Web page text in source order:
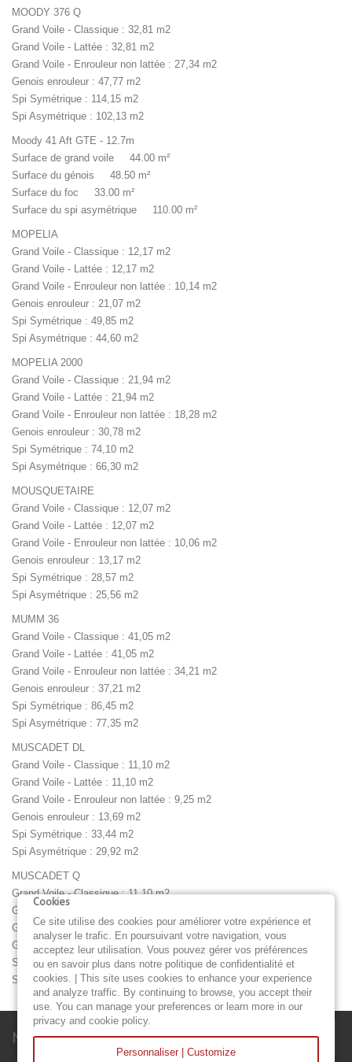
MOODY 376 Q
Grand Voile - Classique : 32,81 m2
Grand Voile - Lattée : 32,81 m2
Grand Voile - Enrouleur non lattée : 27,34 m2
Genois enrouleur : 47,77 m2
Spi Symétrique : 114,15 m2
Spi Asymétrique : 102,13 m2
Moody 41 Aft GTE - 12.7m
Surface de grand voile 44.00 m²
Surface du génois 48.50 m²
Surface du foc 33.00 m²
Surface du spi asymétrique 110.00 m²
MOPELIA
Grand Voile - Classique : 12,17 m2
Grand Voile - Lattée : 12,17 m2
Grand Voile - Enrouleur non lattée : 10,14 m2
Genois enrouleur : 21,07 m2
Spi Symétrique : 49,85 m2
Spi Asymétrique : 44,60 m2
MOPELIA 2000
Grand Voile - Classique : 21,94 m2
Grand Voile - Lattée : 21,94 m2
Grand Voile - Enrouleur non lattée : 18,28 m2
Genois enrouleur : 30,78 m2
Spi Symétrique : 74,10 m2
Spi Asymétrique : 66,30 m2
MOUSQUETAIRE
Grand Voile - Classique : 12,07 m2
Grand Voile - Lattée : 12,07 m2
Grand Voile - Enrouleur non lattée : 10,06 m2
Genois enrouleur : 13,17 m2
Spi Symétrique : 28,57 m2
Spi Asymétrique : 25,56 m2
MUMM 36
Grand Voile - Classique : 41,05 m2
Grand Voile - Lattée : 41,05 m2
Grand Voile - Enrouleur non lattée : 34,21 m2
Genois enrouleur : 37,21 m2
Spi Symétrique : 86,45 m2
Spi Asymétrique : 77,35 m2
MUSCADET DL
Grand Voile - Classique : 11,10 m2
Grand Voile - Lattée : 11,10 m2
Grand Voile - Enrouleur non lattée : 9,25 m2
Genois enrouleur : 13,69 m2
Spi Symétrique : 33,44 m2
Spi Asymétrique : 29,92 m2
MUSCADET Q
Grand Voile - Classique : 11,10 m2
Grand Voile - Lattée : 11,10 m2
Grand Voile - Enrouleur non lattée : 9,25 m2
Genois enrouleur : 13,69 m2
Spi Symétrique : 33,44 m2
Spi Asymétrique : 29,92 m2
Newsletter
Cookies
Ce site utilise des cookies pour améliorer votre expérience et
analyser le trafic. En poursuivant votre navigation, vous
acceptez leur utilisation. Vous pouvez gérer vos préférences
ou en savoir plus dans notre politique de confidentialité et
cookies. | This site uses cookies to enhance your experience
and analyze traffic. By continuing to browse, you accept their
use. You can manage your preferences or learn more in our
privacy and cookie policy.
Personnaliser | Customize